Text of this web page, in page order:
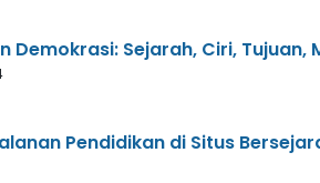
Demokrasi: Sejarah, Ciri, Tujuan,
Pendidikan di Situs